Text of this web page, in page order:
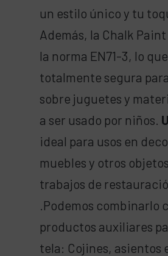
un estilo único y tu
Además, la Chalk
la norma EN71-3, lo
totalmente segura
sobre juguetes y
a ser usado por niños.
ideal para usos en
muebles y otros
trabajos de
.Podemos combinarlo
productos auxiliares
tela: Cojines, asientos